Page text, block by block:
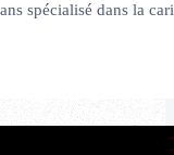
spécialisé dans la